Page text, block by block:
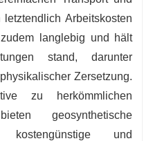
wird.
Arbeitskosten
langlebig und hält
stand, darunter
Zersetzung.
zu herkömmlichen
geosynthetische
kostengünstige und